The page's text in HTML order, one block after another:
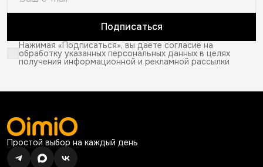
Подписаться
Нажимая «Подписаться», вы даете согласие на
обработку указанных персональных данных в целях
получения информационной и рекламной рассылки
Простой выбор на каждый день